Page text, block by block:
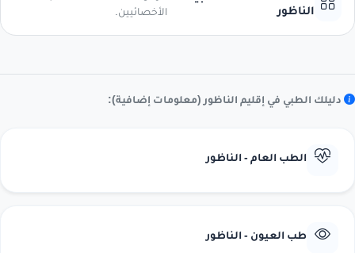
الناظور
الأخصائيين.
دليلك الطبي في إقليم الناظور (معلومات إضافية):
الطب العام - الناظور
طب العيون - الناظور